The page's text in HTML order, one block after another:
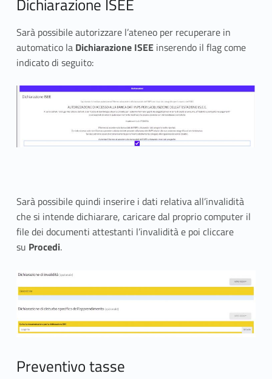
c
e
s
s
v
i
Dichiarazione ISEE
Sarà possibile autorizzare l’ateneo per recuperare in
automatico la Dichiarazione ISEEinserendo il flag come
indicato di seguito:
Sarà possibile quindi inserire i dati relativa all’invalidità
che si intende dichiarare, caricare dal proprio computer il
file dei documenti attestanti l’invalidità e poi cliccare
su Procedi.
Preventivo tasse